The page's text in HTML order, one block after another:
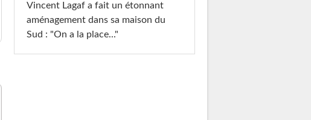
Vincent Lagaf a fait un étonnant
aménagement dans sa maison du
Sud : "On a la place..."